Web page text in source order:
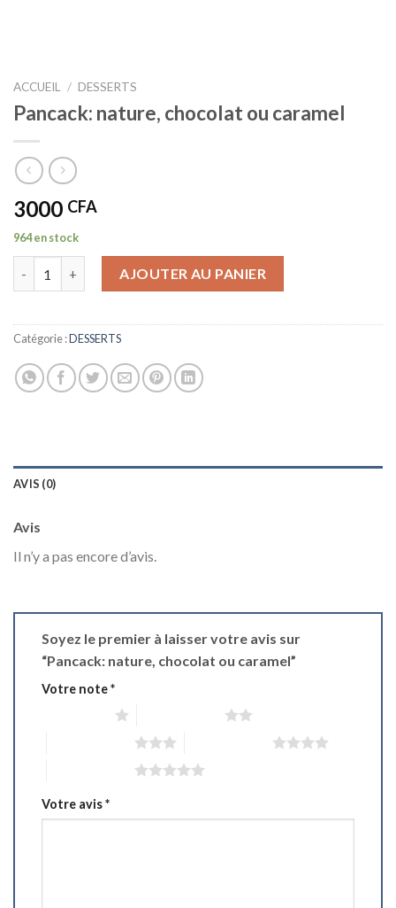
ACCUEIL / DESSERTS
Pancack: nature, chocolat ou caramel
3000 CFA
964 en stock
AJOUTER AU PANIER
Catégorie :DESSERTS
AVIS (0)
Avis
Il n’y a pas encore d’avis.
Soyez le premier à laisser votre avis sur
“Pancack: nature, chocolat ou caramel”
Votre note*
Votre avis*